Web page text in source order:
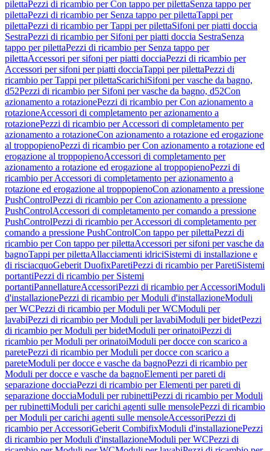
pilettaPezzi di ricambio per Con tappo per pilettaSenza tappo per
pilettaPezzi di ricambio per Senza tappo per pilettaTappi per
pilettaPezzi di ricambio per Tappi per pilettaSifoni per piatti doccia
SestraPezzi di ricambio per Sifoni per piatti doccia SestraSenza
tappo per pilettaPezzi di ricambio per Senza tappo per
pilettaAccessori per sifoni per piatti docciaPezzi di ricambio per
Accessori per sifoni per piatti docciaTappi per pilettaPezzi di
ricambio per Tappi per pilettaScarichiSifoni per vasche da bagno,
d52Pezzi di ricambio per Sifoni per vasche da bagno, d52Con
azionamento a rotazionePezzi di ricambio per Con azionamento a
rotazioneAccessori di completamento per azionamento a
rotazionePezzi di ricambio per Accessori di completamento per
azionamento a rotazioneCon azionamento a rotazione ed erogazione
al troppopienoPezzi di ricambio per Con azionamento a rotazione ed
erogazione al troppopienoAccessori di completamento per
azionamento a rotazione ed erogazione al troppopienoPezzi di
ricambio per Accessori di completamento per azionamento a
rotazione ed erogazione al troppopienoCon azionamento a pressione
PushControlPezzi di ricambio per Con azionamento a pressione
PushControlAccessori di completamento per comando a pressione
PushControlPezzi di ricambio per Accessori di completamento per
comando a pressione PushControlCon tappo per pilettaPezzi di
ricambio per Con tappo per pilettaAccessori per sifoni per vasche da
bagnoTappi per pilettaAllacciamenti idriciSistemi di installazione e
di risciacquoGeberit DuofixParetiPezzi di ricambio per ParetiSistemi
portantiPezzi di ricambio per Sistemi
portantiPannellatureAccessoriPezzi di ricambio per AccessoriModuli
d'installazionePezzi di ricambio per Moduli d'installazioneModuli
per WCPezzi di ricambio per Moduli per WCModuli per
lavabiPezzi di ricambio per Moduli per lavabiModuli per bidetPezzi
di ricambio per Moduli per bidetModuli per orinatoiPezzi di
ricambio per Moduli per orinatoiModuli per docce con scarico a
paretePezzi di ricambio per Moduli per docce con scarico a
pareteModuli per docce e vasche da bagnoPezzi di ricambio per
Moduli per docce e vasche da bagnoElementi per pareti di
separazione docciaPezzi di ricambio per Elementi per pareti di
separazione docciaModuli per rubinettiPezzi di ricambio per Moduli
per rubinettiModuli per carichi agenti sulle mensolePezzi di ricambio
per Moduli per carichi agenti sulle mensoleAccessoriPezzi di
ricambio per AccessoriGeberit CombifixModuli d'installazionePezzi
di ricambio per Moduli d'installazioneModuli per WCPezzi di